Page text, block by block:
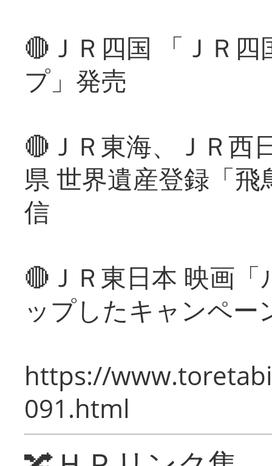
🔴ＪＲ四国 「ＪＲ
プ」発売
🔴ＪＲ東海、ＪＲ西
県 世界遺産登録「
信
🔴ＪＲ東日本 映画
ップしたキャンペー
https://
091.html